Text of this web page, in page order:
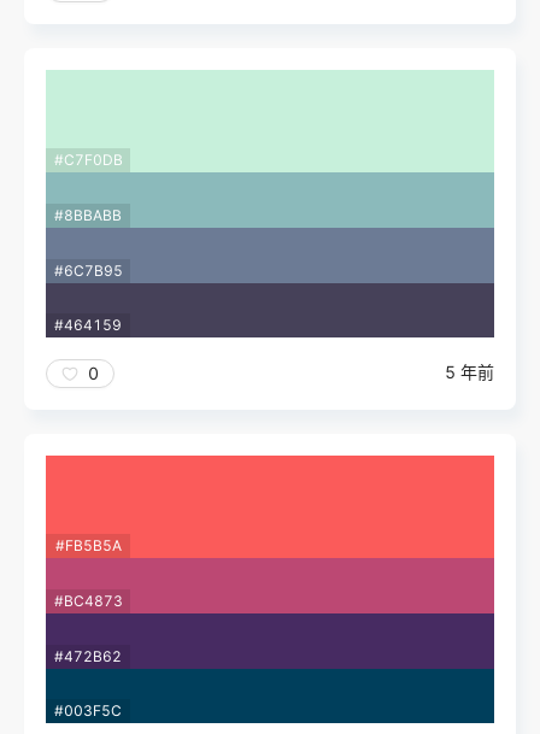
#C7F0DB
#8BBABB
#6C7B95
#464159
0 5 年前
#FB5B5A
#BC4873
#472B62
#003F5C